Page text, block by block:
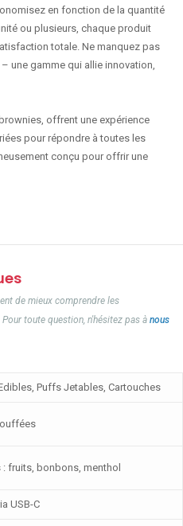
en fonction de la quantité
ou plusieurs, chaque produit
totale. Ne manquez pas
une gamme qui allie innovation,
offrent une expérience
pour répondre à toutes les
conçu pour offrir une
de mieux comprendre les
toute question, n'hésitez pas à nous
Puffs Jetables, Cartouches
: fruits, bonbons, menthol
USB-C